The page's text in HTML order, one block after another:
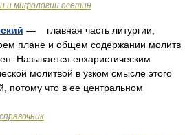
и мифологии осетин
— главная часть литургии,
плане и общем содержании молитв
Называется евхаристическим
молитвой в узком смысле этого
потому что в ее центральном